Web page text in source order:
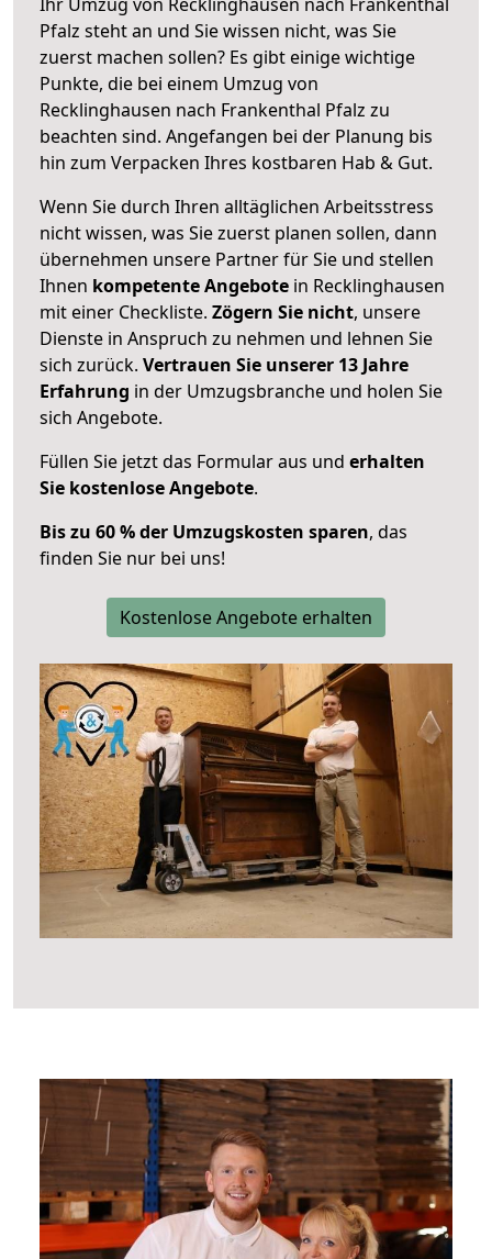
Pfalz steht an und Sie wissen nicht, was Sie
zuerst machen sollen? Es gibt einige wichtige
Punkte, die bei einem Umzug von
Recklinghausen nach Frankenthal Pfalz zu
beachten sind. Angefangen bei der Planung bis
hin zum Verpacken Ihres kostbaren Hab & Gut.
Wenn Sie durch Ihren alltäglichen Arbeitsstress
nicht wissen, was Sie zuerst planen sollen, dann
übernehmen unsere Partner für Sie und stellen
Ihnen kompetente Angebote in Recklinghausen
mit einer Checkliste. Zögern Sie nicht, unsere
Dienste in Anspruch zu nehmen und lehnen Sie
sich zurück. Vertrauen Sie unserer 13 Jahre
Erfahrung in der Umzugsbranche und holen Sie
sich Angebote.
Füllen Sie jetzt das Formular aus und erhalten
Sie kostenlose Angebote.
Bis zu 60 % der Umzugskosten sparen, das
finden Sie nur bei uns!
Kostenlose Angebote erhalten